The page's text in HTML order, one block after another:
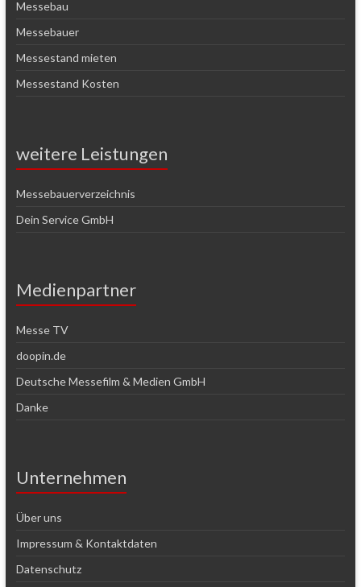
Messebau
Messebauer
Messestand mieten
Messestand Kosten
weitere Leistungen
Messebauerverzeichnis
Dein Service GmbH
Medienpartner
Messe TV
doopin.de
Deutsche Messefilm & Medien GmbH
Danke
Unternehmen
Über uns
Impressum & Kontaktdaten
Datenschutz